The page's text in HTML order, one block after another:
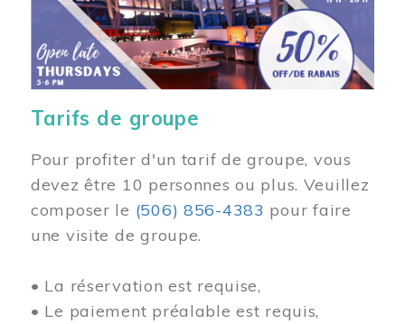
Tarifs de groupe
Pour profiter d'un tarif de groupe, vous
devez être 10 personnes ou plus. Veuillez
composer le (506) 856-4383 pour faire
une visite de groupe.
• La réservation est requise,
• Le paiement préalable est requis,